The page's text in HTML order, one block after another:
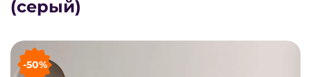
(серый)
-50%